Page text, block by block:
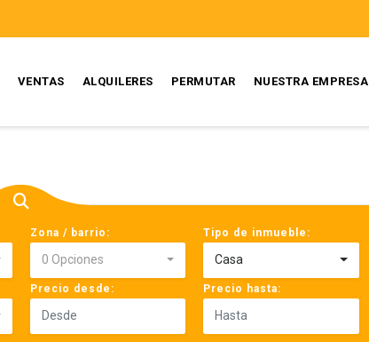
VENTAS ALQUILERES PERMUTAR NUESTRA EMPRESA
Zona / barrio:
0 Opciones
Tipo de inmueble:
Casa
Precio desde: Precio hasta: